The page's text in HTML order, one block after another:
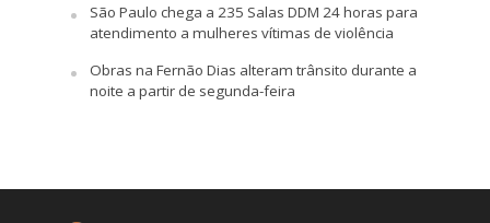
São Paulo chega a 235 Salas DDM 24 horas para
atendimento a mulheres vítimas de violência
Obras na Fernão Dias alteram trânsito durante a
noite a partir de segunda-feira